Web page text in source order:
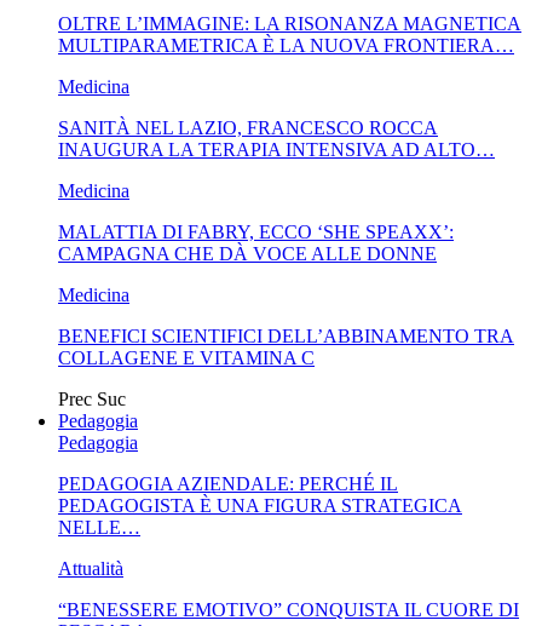
OLTRE L’IMMAGINE: LA RISONANZA MAGNETICA
MULTIPARAMETRICA È LA NUOVA FRONTIERA…
Medicina
SANITÀ NEL LAZIO, FRANCESCO ROCCA
INAUGURA LA TERAPIA INTENSIVA AD ALTO…
Medicina
MALATTIA DI FABRY, ECCO ‘SHE SPEAXX’:
CAMPAGNA CHE DÀ VOCE ALLE DONNE
Medicina
BENEFICI SCIENTIFICI DELL’ABBINAMENTO TRA
COLLAGENE E VITAMINA C
Prec Suc
Pedagogia
Pedagogia
PEDAGOGIA AZIENDALE: PERCHÉ IL
PEDAGOGISTA È UNA FIGURA STRATEGICA
NELLE…
Attualità
“BENESSERE EMOTIVO” CONQUISTA IL CUORE DI